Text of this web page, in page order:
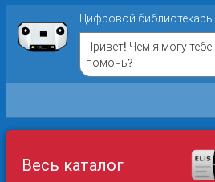
Цифровой библиотекарь
Привет! Чем я могу тебе
помочь?
Весь каталог